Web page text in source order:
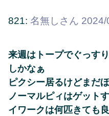
821: 名無しさん 2024/
来週はトープでぐっす
しかなぁ
ピクシー居るけどまだ
ノーマルピィはゲット
イワークは何匹きても